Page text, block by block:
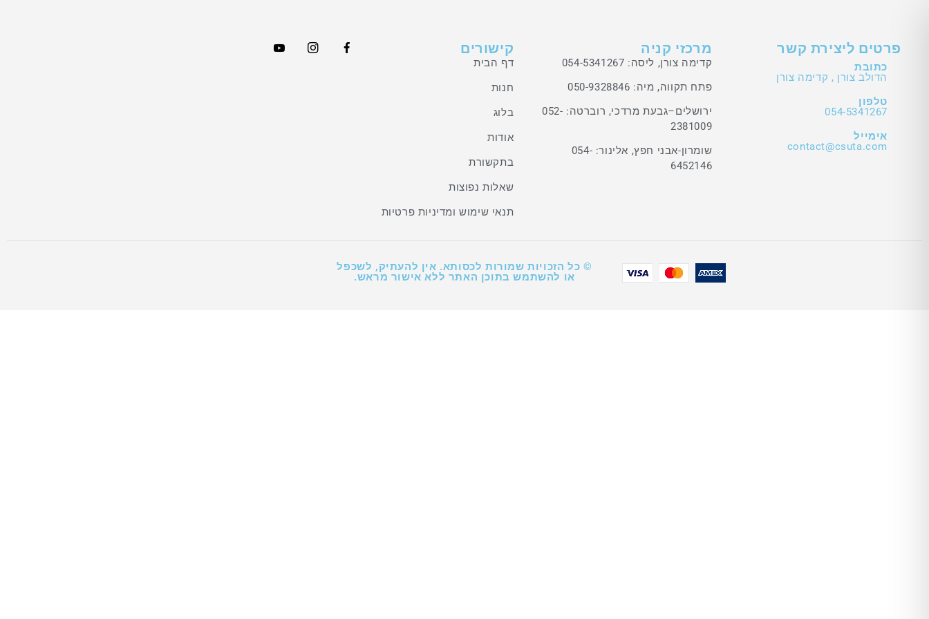
פרטים ליצירת קשר
כתובת
הדולב צורן , קדימה צורן
טלפון
054-5341267
אימייל
contact@csuta.com
מרכזי קניה
קדימה צורן, ליסה: 054-5341267
פתח תקווה, מיה: 050-9328846
ירושלים–גבעת מרדכי, רוברטה: 052-
2381009
שומרון-אבני חפץ, אלינור: 054-
6452146
קישורים
דף הבית
חנות
בלוג
אודות
בתקשורת
שאלות נפוצות
תנאי שימוש ומדיניות פרטיות
© כל הזכויות שמורות לכסותא. אין להעתיק, לשכפל
או להשתמש בתוכן האתר ללא אישור מראש.